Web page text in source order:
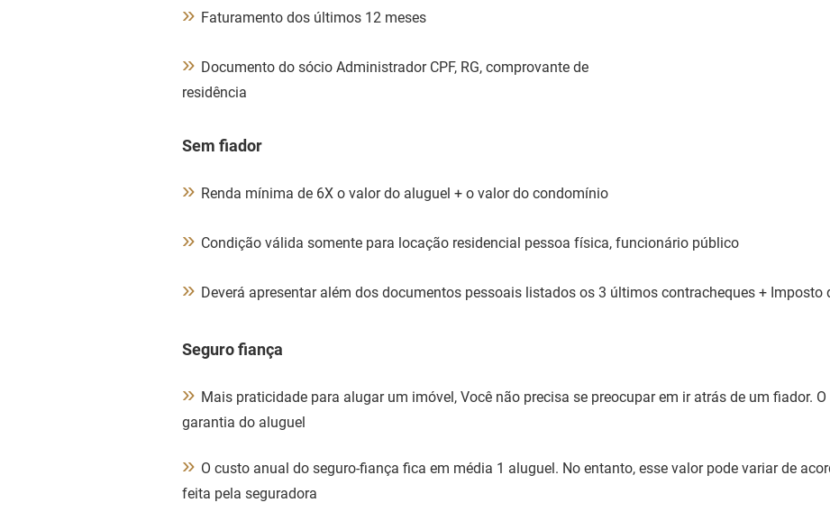
» Faturamento dos últimos 12 meses
» Documento do sócio Administrador CPF, RG, comprovante de
residência
Sem fiador
» Renda mínima de 6X o valor do aluguel + o valor do condomínio
» Condição válida somente para locação residencial pessoa física, funcionário público
» Deverá apresentar além dos documentos pessoais listados os 3 últimos contracheques + Imposto
Seguro fiança
» Mais praticidade para alugar um imóvel, Você não precisa se preocupar em ir atrás de um fiador.
garantia do aluguel
» O custo anual do seguro-fiança fica em média 1 aluguel. No entanto, esse valor pode variar de
feita pela seguradora